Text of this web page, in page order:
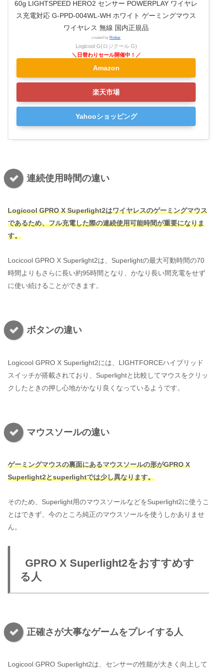
60g LIGHTSPEED HERO2 センサー POWERPLAY ワイヤレ
ス充電対応 G-PPD-004WL-WH ホワイト ゲーミングマウス
ワイヤレス 無線 国内正規品
created by Rinker
Logicool G(ロジクール G)
Amazon
楽天市場
Yahooショッピング
連続使用時間の違い
Logicool GPRO X Superlight2はワイヤレスのゲーミングマウス
であるため、フル充電した際の連続使用可能時間が重要になりま
す。
Locicool GPRO X Superlight2は、Superlightの最大可動時間の70
時間よりもさらに長い約95時間となり、かなり長い間充電をせず
に使い続けることができます。
ボタンの違い
Logicool GPRO X Superlight2には、LIGHTFORCEハイブリッド
スイッチが搭載されており、Superlightと比較してマウスをクリッ
クしたときの押し心地がかなり良くなっているようです。
マウスソールの違い
ゲーミングマウスの裏面にあるマウスソールの形がGPRO X
Superlight2とsuperlightでは少し異なります。
そのため、Superlight用のマウスソールなどをSuperlight2に使うこ
とはできず、今のところ純正のマウスソールを使うしかありませ
ん。
GPRO X Superlight2をおすすめす
る人
正確さが大事なゲームをプレイする人
Logicool GPRO Superlight2は、センサーの性能が大きく向上して